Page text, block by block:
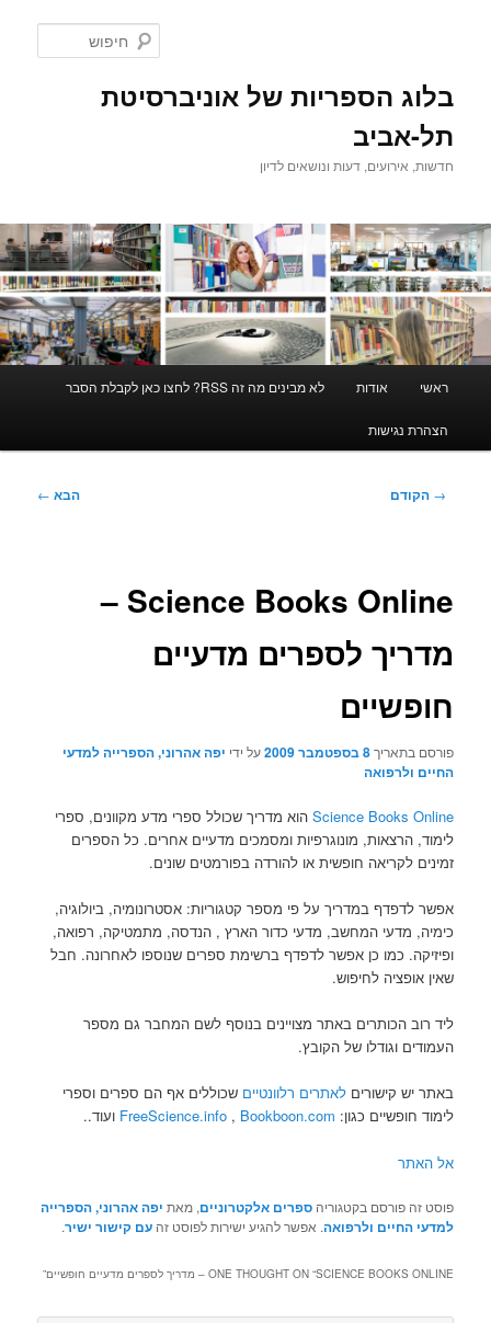
בלוג הספריות של אוניברסיטת
תל-אביב
חדשות, אירועים, דעות ונושאים לדיון
ראשי אודות לא מבינים מה זה RSS? לחצו כאן לקבלת הסבר
הצהרת נגישות
ניווט
→ הקודם הבא ←
Science Books Online –
מדריך לספרים מדעיים
חופשיים
פורסם בתאריך8 בספטמבר 2009 על ידי יפה אהרוני, הספרייה למדעי
החיים ולרפואה
Science Books Online הוא מדריך שכולל ספרי מדע מקוונים, ספרי
לימוד, הרצאות, מונוגרפיות ומסמכים מדעיים אחרים. כל הספרים
זמינים לקריאה חופשית או להורדה בפורמטים שונים.
אפשר לדפדף במדריך על פי מספר קטגוריות: אסטרונומיה, ביולוגיה,
כימיה, מדעי המחשב, מדעי כדור הארץ , הנדסה, מתמטיקה, רפואה,
ופיזיקה. כמו כן אפשר לדפדף ברשימת ספרים שנוספו לאחרונה. חבל
שאין אופציה לחיפוש.
ליד רוב הכותרים באתר מצויינים בנוסף לשם המחבר גם מספר
העמודים וגודלו של הקובץ.
באתר יש קישוריםלאתרים רלוונטיים שכוללים אף הם ספרים וספרי
לימוד חופשיים כגון:
FreeScience.info, Bookboon.com ועוד..
אל האתר
פוסט זה פורסם בקטגוריהספרים אלקטרוניים, מאת יפה אהרוני, הספרייה
למדעי החיים ולרפואה. אפשר להגיע ישירות לפוסט זהעם קישור ישיר.
ONE THOUGHT ON “SCIENCE BOOKS ONLINE – מדריך לספרים מדעיים חופשיים ”